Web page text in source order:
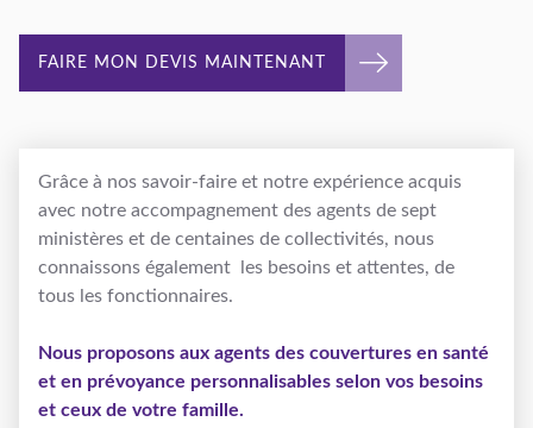
FAIRE MON DEVIS MAINTENANT
Grâce à nos savoir-faire et notre expérience acquis
avec notre accompagnement des agents de sept
ministères et de centaines de collectivités, nous
connaissons également les besoins et attentes, de
tous les fonctionnaires.
Nous proposons aux agents des couvertures en santé
et en prévoyance personnalisables selon vos besoins
et ceux de votre famille.